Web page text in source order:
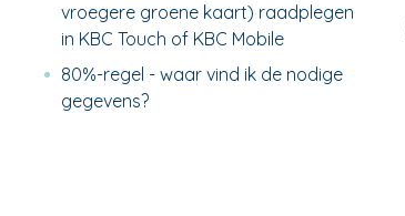
vroegere groene kaart) raadplegen
in KBC Touch of KBC Mobile
80%-regel - waar vind ik de nodige
gegevens?